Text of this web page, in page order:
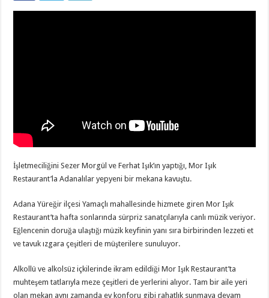
İşletmeciliğini Sezer Morgül ve Ferhat Işık’ın yaptığı, Mor Işık
Restaurant’la Adanalılar yepyeni bir mekana kavuştu.
Adana Yüreğir ilçesi Yamaçlı mahallesinde hizmete giren Mor Işık
Restaurant’ta hafta sonlarında sürpriz sanatçılarıyla canlı müzik veriyor.
Eğlencenin doruğa ulaştığı müzik keyfinin yanı sıra birbirinden lezzeti et
ve tavuk ızgara çeşitleri de müşterilere sunuluyor.
Alkollü ve alkolsüz içkilerinde ikram edildiği Mor Işık Restaurant’ta
muhteşem tatlarıyla meze çeşitleri de yerlerini alıyor. Tam bir aile yeri
olan mekan aynı zamanda ev konforu gibi rahatlık sunmaya devam